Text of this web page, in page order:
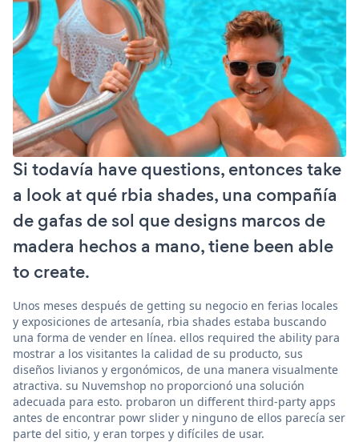
Si todavía have questions, entonces take
a look at qué rbia shades, una compañía
de gafas de sol que designs marcos de
madera hechos a mano, tiene been able
to create.
Unos meses después de getting su negocio en ferias locales
y exposiciones de artesanía, rbia shades estaba buscando
una forma de vender en línea. ellos required the ability para
mostrar a los visitantes la calidad de su producto, sus
diseños livianos y ergonómicos, de una manera visualmente
atractiva. su Nuvemshop no proporcionó una solución
adecuada para esto. probaron un different third-party apps
antes de encontrar powr slider y ninguno de ellos parecía ser
parte del sitio, y eran torpes y difíciles de usar.